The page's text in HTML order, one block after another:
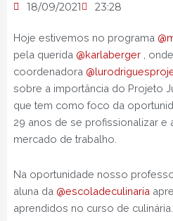
18/09/2021 23:28
Hoje estivemos no programa
pela querida @karlaberger,
coordenadora
sobre a importância do Projeto
que tem como foco da
29 anos de se profissionalizar e
mercado de trabalho.
Na oportunidade nosso
aluna da @escoladeculinaria
aprendidos no curso de culinária.